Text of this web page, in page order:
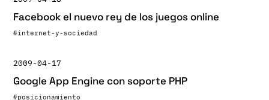
Facebook el nuevo rey de los juegos online
#internet-y-sociedad
2009-04-17
Google App Engine con soporte PHP
#posicionamiento